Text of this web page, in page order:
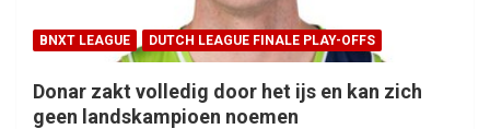
BNXT LEAGUE DUTCH LEAGUE FINALE PLAY-OFFS
Donar zakt volledig door het ijs en kan zich
geen landskampioen noemen